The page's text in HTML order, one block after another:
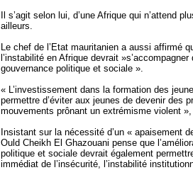
Il s’agit selon lui, d’une Afrique qui n’attend
ailleurs.
Le chef de l’Etat mauritanien a aussi affirmé
l’instabilité en Afrique devrait
gouvernance politique et sociale ».
« L’investissement dans la formation des
permettre d’éviter aux jeunes de devenir des
mouvements prônant un extrémisme violent
Insistant sur la nécessité d’un « apaisement
Ould Cheikh El Ghazouani pense que
politique et sociale devrait également
immédiat de l’insécurité, l’instabilité